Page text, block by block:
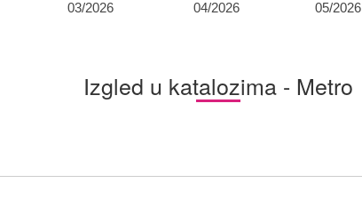
03/2026 04/2026 05/2026
Izgled u katalozima - Metro